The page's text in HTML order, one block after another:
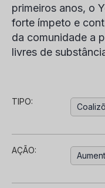
primeiros anos, o
forte ímpeto e
da comunidade a
livres de
TIPO:
AÇÃO: